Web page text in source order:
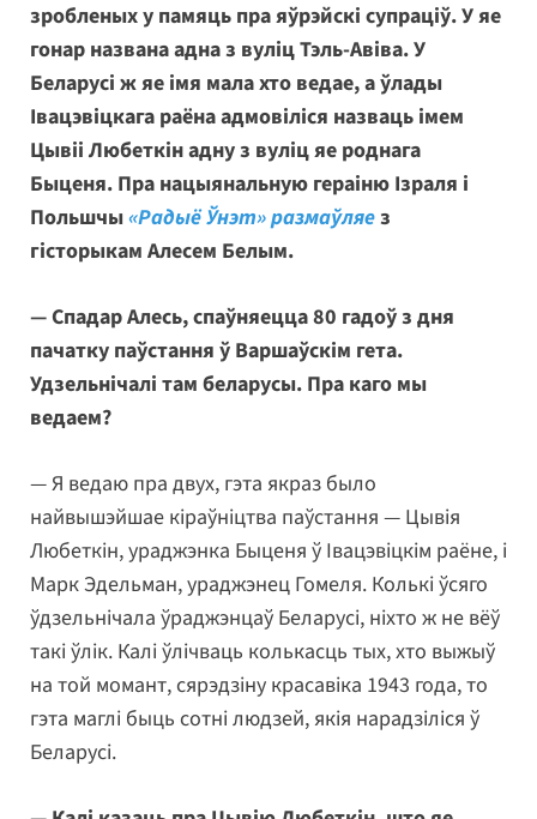
зробленых у памяць пра яўрэйскі супраціў. У яе
гонар названа адна з вуліц Тэль-Авіва. У
Беларусі ж яе імя мала хто ведае, а ўлады
Івацэвіцкага раёна адмовіліся назваць імем
Цывіі Любеткін адну з вуліц яе роднага
Быценя. Пра нацыянальную гераіню Ізраля і
Польшчы«Радыё Ўнэт» размаўляез
гісторыкам Алесем Белым.
— Спадар Алесь, спаўняецца 80 гадоў з дня
пачатку паўстання ў Варшаўскім гета.
Удзельнічалі там беларусы. Пра каго мы
ведаем?
— Я ведаю пра двух, гэта якраз было
найвышэйшае кіраўніцтва паўстання — Цывія
Любеткін, ураджэнка Быценя ў Івацэвіцкім раёне, і
Марк Эдельман, ураджэнец Гомеля. Колькі ўсяго
ўдзельнічала ўраджэнцаў Беларусі, ніхто ж не вёў
такі ўлік. Калі ўлічваць колькасць тых, хто выжыў
на той момант, сярэдзіну красавіка 1943 года, то
гэта маглі быць сотні людзей, якія нарадзіліся ў
Беларусі.